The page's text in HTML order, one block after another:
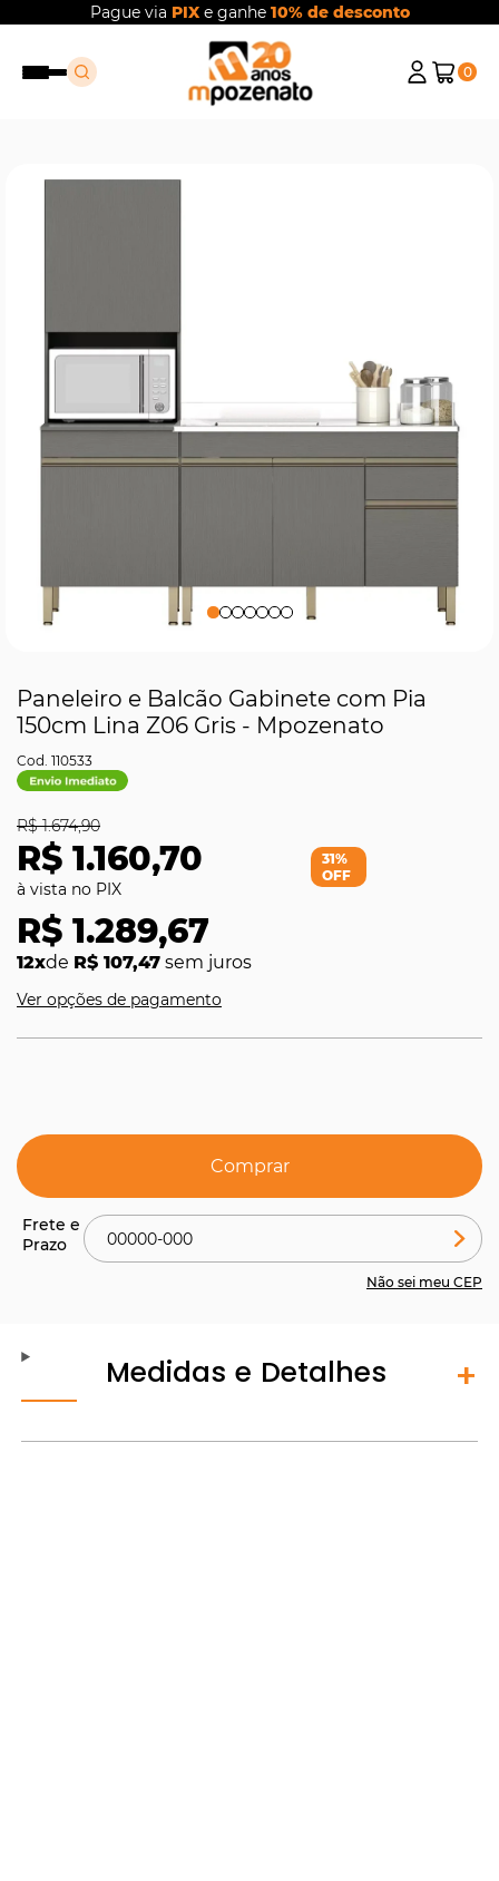
Pague via PIXe ganhe 10% de desconto
0
Paneleiro e Balcão Gabinete com Pia
150cm Lina Z06 Gris - Mpozenato
110533
R$ 1.160,70
R$ 1.674,90
R$ 1.289,67
12xde R$ 107,47 sem juros
31%
OFF
Ver opções de pagamento
Comprar
Não sei meu CEP
Medidas e Detalhes